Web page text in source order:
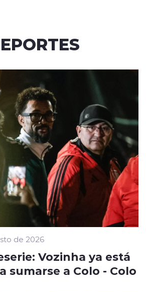
de 2026
Vozinha ya está
sumarse a Colo - Colo